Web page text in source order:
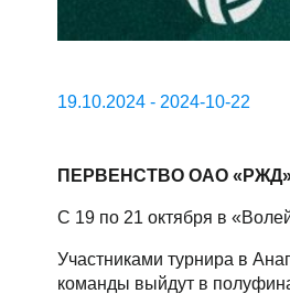
19.10.2024 - 2024-10-22
ПЕРВЕНСТВО ОАО «РЖД»
С 19 по 21 октября в
Участниками турнира в
команды выйдут в